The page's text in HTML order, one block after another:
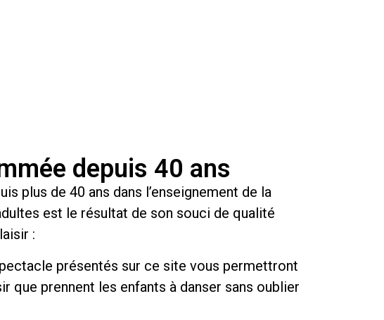
depuis 40 ans
plus de 40 ans dans l’enseignement de la
est le résultat de son souci de qualité
:
présentés sur ce site vous permettront
que prennent les enfants à danser sans oublier